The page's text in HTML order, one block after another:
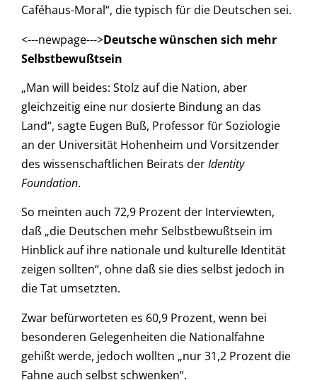
Caféhaus-Moral“, die typisch für die Deutschen sei.
<---newpage--->Deutsche wünschen sich mehr
Selbstbewußtsein
„Man will beides: Stolz auf die Nation, aber
gleichzeitig eine nur dosierte Bindung an das
Land“, sagte Eugen Buß, Professor für Soziologie
an der Universität Hohenheim und Vorsitzender
des wissenschaftlichen Beirats derIdentity
Foundation.
So meinten auch 72,9 Prozent der Interviewten,
daß „die Deutschen mehr Selbstbewußtsein im
Hinblick auf ihre nationale und kulturelle Identität
zeigen sollten“, ohne daß sie dies selbst jedoch in
die Tat umsetzten.
Zwar befürworteten es 60,9 Prozent, wenn bei
besonderen Gelegenheiten die Nationalfahne
gehißt werde, jedoch wollten „nur 31,2 Prozent die
Fahne auch selbst schwenken“.